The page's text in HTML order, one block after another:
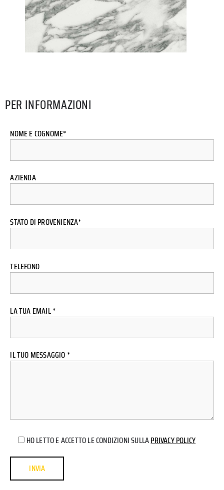
PER INFORMAZIONI
NOME E COGNOME*
AZIENDA
STATO DI PROVENIENZA*
TELEFONO
LA TUA EMAIL *
IL TUO MESSAGGIO *
HO LETTO E ACCETTO LE CONDIZIONI SULLAPRIVACY POLICY